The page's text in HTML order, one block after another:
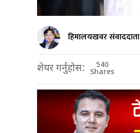
हिमालयखवर संवाददाता
शेयर गर्नुहोस: 540
Shares